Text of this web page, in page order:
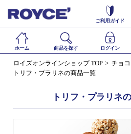
ご利用ガイド
ホーム 商品を探す ログイン
ロイズオンラインショップ TOP
チョ
トリフ・プラリネの商品一覧
トリフ・プラリネ